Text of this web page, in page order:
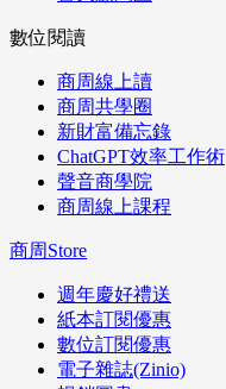
數位閱讀
商周線上讀
商周共學圈
新財富備忘錄
ChatGPT效率工作術
聲音商學院
商周線上課程
商周Store
週年慶好禮送
紙本訂閱優惠
數位訂閱優惠
電子雜誌(Zinio)